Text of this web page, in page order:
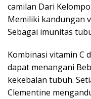
camilan Dari
Memiliki kandungan
Sebagai imunitas
Kombinasi vitamin C
dapat menangani
kekebalan tubuh.
Clementine